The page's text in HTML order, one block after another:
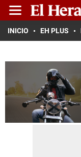
INICIO EH PLUS